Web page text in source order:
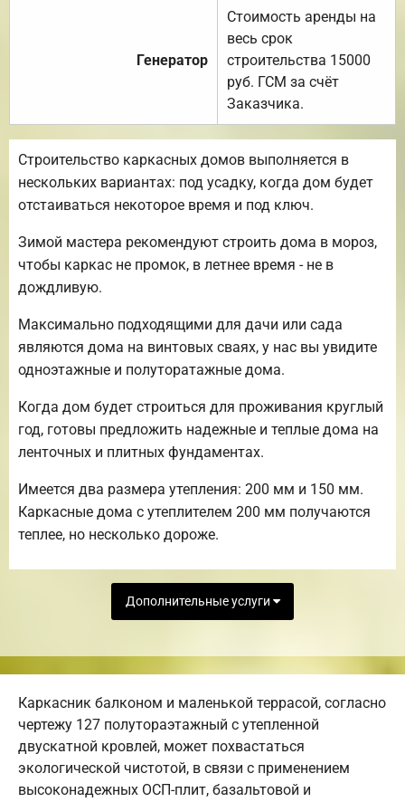
Генератор
Стоимость аренды на
весь срок
строительства 15000
руб. ГСМ за счёт
Заказчика.
Строительство каркасных домов выполняется в
нескольких вариантах: под усадку, когда дом будет
отстаиваться некоторое время и под ключ.
Зимой мастера рекомендуют строить дома в мороз,
чтобы каркас не промок, в летнее время - не в
дождливую.
Максимально подходящими для дачи или сада
являются дома на винтовых сваях, у нас вы увидите
одноэтажные и полуторатажные дома.
Когда дом будет строиться для проживания круглый
год, готовы предложить надежные и теплые дома на
ленточных и плитных фундаментах.
Имеется два размера утепления: 200 мм и 150 мм.
Каркасные дома с утеплителем 200 мм получаются
теплее, но несколько дороже.
Дополнительные услуги
Каркасник балконом и маленькой террасой, согласно
чертежу 127 полутораэтажный с утепленной
двускатной кровлей, может похвастаться
экологической чистотой, в связи с применением
высоконадежных ОСП-плит, базальтовой и